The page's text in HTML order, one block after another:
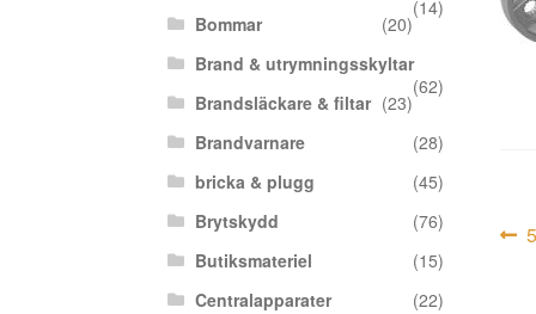
(14)
Bommar
(20)
Brand & utrymningsskyltar
(62)
Brandsläckare & filtar (23)
Brandvarnare
(28)
bricka & plugg
(45)
Brytskydd
(76)
Butiksmateriel
(15)
Centralapparater
(22)